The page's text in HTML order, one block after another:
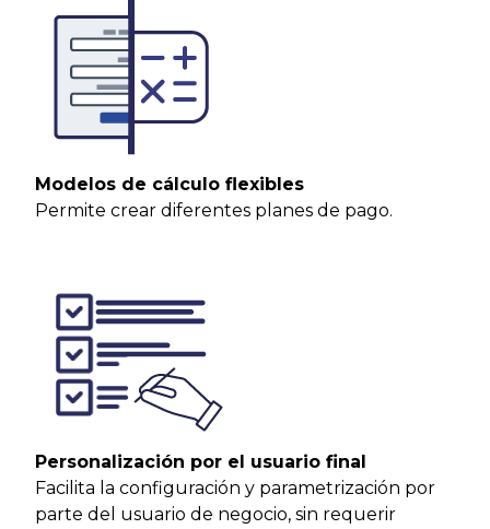
Modelos de cálculo flexibles
Permite crear diferentes planes de pago.
Personalización por el usuario final
Facilita la configuración y parametrización por
parte del usuario de negocio, sin requerir